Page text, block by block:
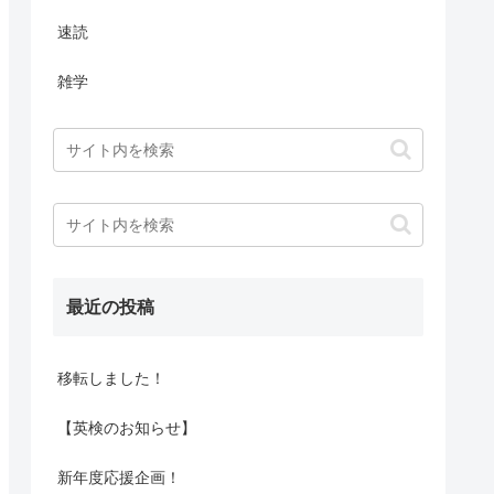
速読
雑学
最近の投稿
移転しました！
【英検のお知らせ】
新年度応援企画！